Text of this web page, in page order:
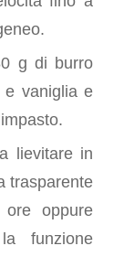
g di burro
e vaniglia e
lievitare in
trasparente
oppure
funzione